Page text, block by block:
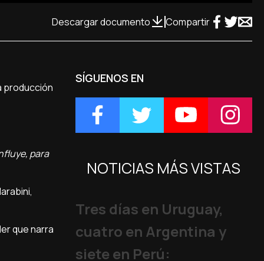
Descargar documento Compartir
producción
para
que narra
SÍGUENOS EN
NOTICIAS MÁS VISTAS
Tres días en Uruguay,
cuatro en Argentina y
siete en Perú: